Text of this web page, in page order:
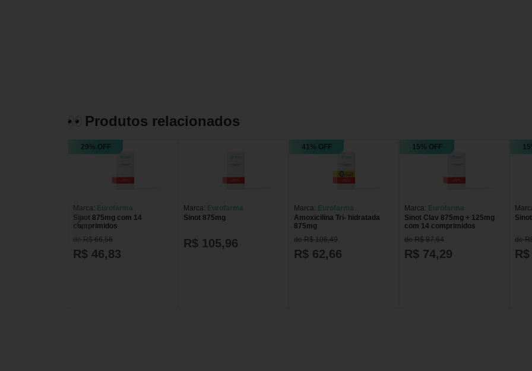
Produtos relacionados
29% OFF
Marca: Eurofarma
Sinot 875mg com 14
comprimidos
de R$ 66,56
R$ 46,83
Marca: Eurofarma
Sinot 875mg
R$ 105,96
41% OFF
Marca: Eurofarma
Amoxicilina Tri- hidratada
875mg
de R$ 106,49
R$ 62,66
15% OFF
Marca: Eurofarma
Sinot Clav 875mg + 125mg
com 14 comprimidos
de R$ 87,64
R$ 74,29
de